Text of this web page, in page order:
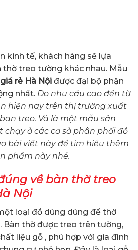
kinh tế, khách hàng sẽ lựa
thờ treo tường khác nhau. Mẫu
rẻ Hà Nội được đại bộ phận
nhất. Do nhu cầu cao đến từ
hiện nay trên thị trường xuất
treo. Và là một mẫu sản
ở các cơ sở phân phối đồ
bài viết này để tìm hiểu thêm
phẩm này nhé.
về bàn thờ treo
Nội
loại đồ dùng dùng để thờ
Bàn thờ được treo trên tường,
liệu gỗ , phù hợp với gia đình